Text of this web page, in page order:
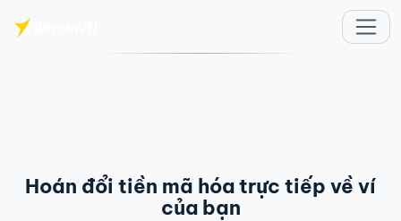
Hoán đổi tiền mã hóa trực tiếp về ví
của bạn